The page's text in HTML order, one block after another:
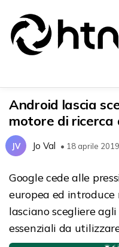
Android lascia
motore di ricerca
JV Jo Val • 18 aprile 2019
Google cede alle
europea ed introduce
lasciano scegliere
essenziali da